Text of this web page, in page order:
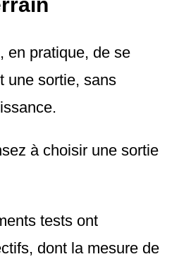
en pratique, de se
une sortie, sans
à choisir une sortie
tests ont
dont la mesure de